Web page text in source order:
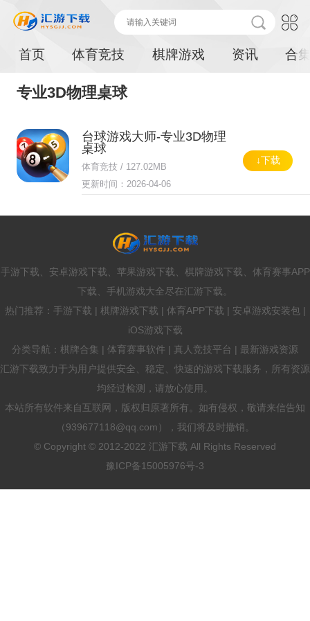
首页 体育竞技 棋牌游戏 资讯 合
专业3D物理桌球
台球游戏大师-专业3D物理
桌球
体育竞技 / 127.02MB
更新时间：2026-04-06
↓下载
手游下载、安卓游戏下载、苹果游戏下载、棋牌游戏下载、体育赛事APP
下载、手机游戏大全尽在汇游下载。
热门推荐：手游下载 | 棋牌游戏下载 | 体育APP下载 | 安卓游戏安装包 |
iOS游戏下载
分类导航：棋牌合集 | 体育赛事软件 | 真人竞技平台 | 最新游戏资源
汇游下载致力于为用户提供安全、稳定、快速的游戏下载服务，所有资源
均经过检测，请放心使用。
本站所有软件来自互联网，版权归原著所有。如有侵权，敬请来信告知
（939677118@qq.com），我们将及时撤销。
© Copyright © 2012-2022 汇游下载 All Rights Reserved
豫ICP备15005976号-3